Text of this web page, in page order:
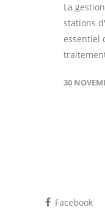
La
stations
essentiel
30
Facebook